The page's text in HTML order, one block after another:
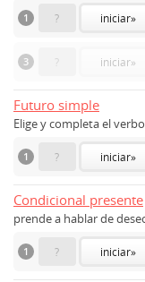
1 ? iniciar»
3 ? iniciar»
Futuro simple
Elige y completa el
1 ? iniciar»
Condicional presente
prende a hablar de
1 ? iniciar»